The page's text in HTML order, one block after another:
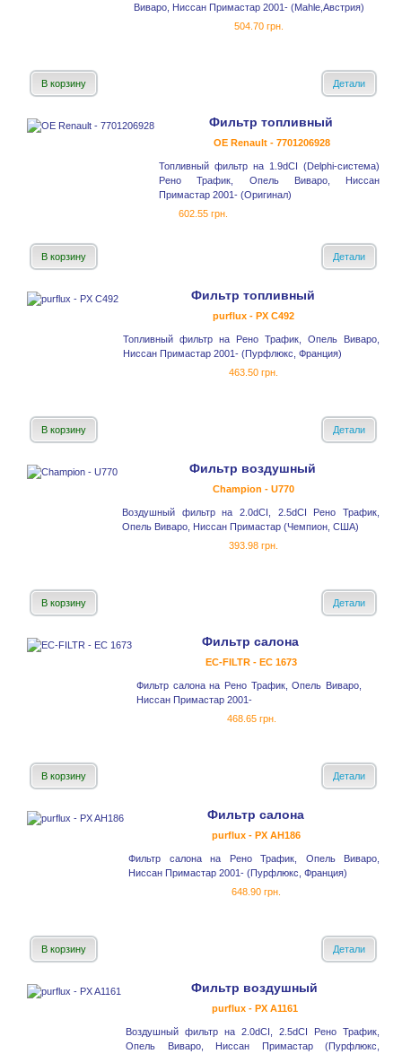
Виваро, Ниссан Примастар 2001- (Mahle,Австрия)
504.70 грн.
В корзину Детали
Фильтр топливный
OE Renault - 7701206928
Топливный фильтр на 1.9dCI (Delphi-система)
Рено Трафик, Опель Виваро, Ниссан
Примастар 2001- (Оригинал)
602.55 грн.
В корзину Детали
Фильтр топливный
purflux - PX C492
Топливный фильтр на Рено Трафик, Опель Виваро,
Ниссан Примастар 2001- (Пурфлюкс, Франция)
463.50 грн.
В корзину Детали
Фильтр воздушный
Champion - U770
Воздушный фильтр на 2.0dCI, 2.5dCI Рено Трафик,
Опель Виваро, Ниссан Примастар (Чемпион, США)
393.98 грн.
В корзину Детали
Фильтр салона
EC-FILTR - EC 1673
Фильтр салона на Рено Трафик, Опель Виваро,
Ниссан Примастар 2001-
468.65 грн.
В корзину Детали
Фильтр салона
purflux - PX AH186
Фильтр салона на Рено Трафик, Опель Виваро,
Ниссан Примастар 2001- (Пурфлюкс, Франция)
648.90 грн.
В корзину Детали
Фильтр воздушный
purflux - PX A1161
Воздушный фильтр на 2.0dCI, 2.5dCI Рено Трафик,
Опель Виваро, Ниссан Примастар (Пурфлюкс,